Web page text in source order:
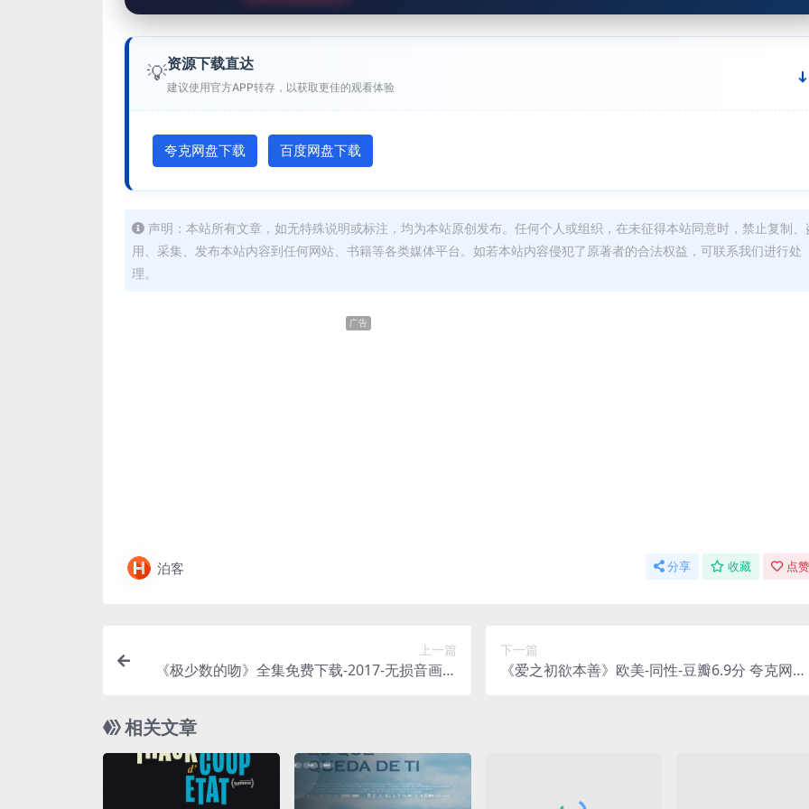
💡资源下载直达
建议使用官方APP转存，以获取更佳的观看体验
夸克网盘下载 百度网盘下载
声明：本站所有文章，如无特殊说明或标注，均为本站原创发布。任何个人或组织，在未征得本站同意时，禁止复制、
用、采集、发布本站内容到任何网站、书籍等各类媒体平台。如若本站内容侵犯了原著者的合法权益，可联系我们进行处
理。
广告
泊客 分享 收藏 点
上一篇
《极少数的吻》全集免费下载-2017-无损音画版
下一篇
《爱之初欲本善》欧美-同性-豆瓣6.9分 夸克网
相关文章